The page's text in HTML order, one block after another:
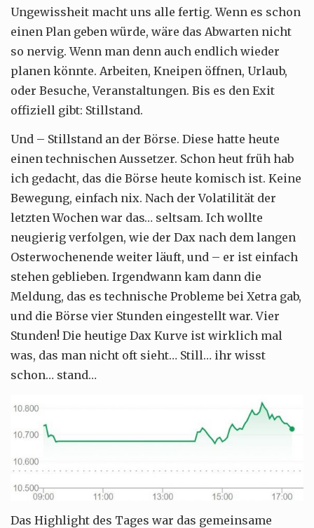
Ungewissheit macht uns alle fertig. Wenn es schon
einen Plan geben würde, wäre das Abwarten nicht
so nervig. Wenn man denn auch endlich wieder
planen könnte. Arbeiten, Kneipen öffnen, Urlaub,
oder Besuche, Veranstaltungen. Bis es den Exit
offiziell gibt: Stillstand.
Und – Stillstand an der Börse. Diese hatte heute
einen technischen Aussetzer. Schon heut früh hab
ich gedacht, das die Börse heute komisch ist. Keine
Bewegung, einfach nix. Nach der Volatilität der
letzten Wochen war das… seltsam. Ich wollte
neugierig verfolgen, wie der Dax nach dem langen
Osterwochenende weiter läuft, und – er ist einfach
stehen geblieben. Irgendwann kam dann die
Meldung, das es technische Probleme bei Xetra gab,
und die Börse vier Stunden eingestellt war. Vier
Stunden! Die heutige Dax Kurve ist wirklich mal
was, das man nicht oft sieht… Still… ihr wisst
schon… stand…
Das Highlight des Tages war das gemeinsame